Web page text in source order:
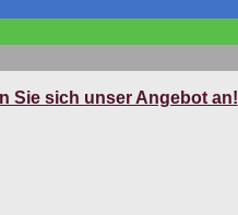
Sie sich unser Angebot an!